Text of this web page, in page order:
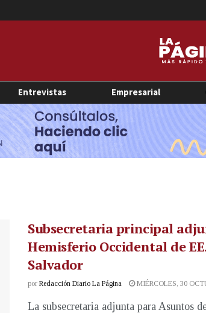
Entrevistas Empresarial
Subsecretaria principal
Hemisferio Occidental de
Salvador
por Redacción Diario La Página MIÉRCOLES, 30
La subsecretaria adjunta para Asuntos